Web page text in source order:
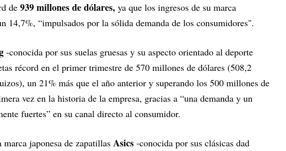
de 939 millones de dólares, ya que los ingresos de su marca
14,7%, “impulsados por la sólida demanda de los consumidores".
-conocida por sus suelas gruesas y su aspecto orientado al deporte
récord en el primer trimestre de 570 millones de dólares (508,2
un 21% más que el año anterior y superando los 500 millones de
vez en la historia de la empresa, gracias a “una demanda y un
fuertes” en su canal directo al consumidor.
marca japonesa de zapatillas Asics -conocida por sus clásicas dad